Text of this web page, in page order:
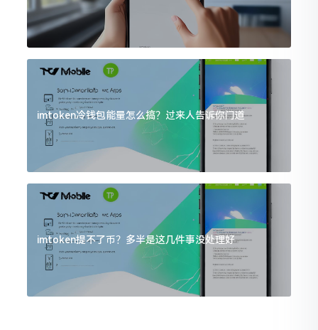
imtoken冷钱包能量怎么搞？过来人告诉你门道
imtoken提不了币？多半是这几件事没处理好